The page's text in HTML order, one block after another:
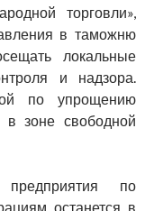
торговли»,
в таможню
локальные
и надзора.
по упрощению
в зоне свободной
предприятия по
останется в